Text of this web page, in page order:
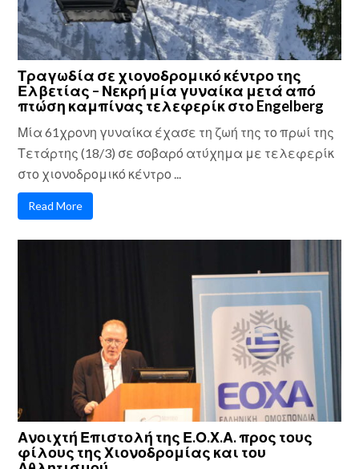
Τραγωδία σε χιονοδρομικό κέντρο της
Ελβετίας – Νεκρή μία γυναίκα μετά από
πτώση καμπίνας τελεφερίκ στο Engelberg
Μία 61χρονη γυναίκα έχασε τη ζωή της το πρωί της
Τετάρτης (18/3) σε σοβαρό ατύχημα με τελεφερίκ
στο χιονοδρομικό κέντρο ...
Read More
Ανοιχτή Επιστολή της Ε.Ο.Χ.Α. προς τους
φίλους της Χιονοδρομίας και του